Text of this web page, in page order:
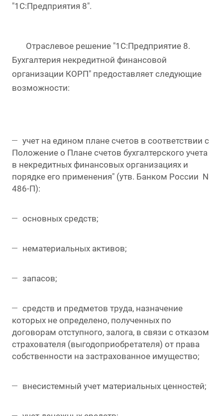
"1С:Предприятия 8".
Отраслевое решение "1С:Предприятие 8.
Бухгалтерия некредитной финансовой
организации КОРП" предоставляет следующие
возможности:
учет на едином плане счетов в соответствии с
Положение о Плане счетов бухгалтерского учета
в некредитных финансовых организациях и
порядке его применения" (утв. Банком России N
486-П):
основных средств;
нематериальных активов;
запасов;
средств и предметов труда, назначение
которых не определено, полученных по
договорам отступного, залога, в связи с отказом
страхователя (выгодоприобретателя) от права
собственности на застрахованное имущество;
внесистемный учет материальных ценностей;